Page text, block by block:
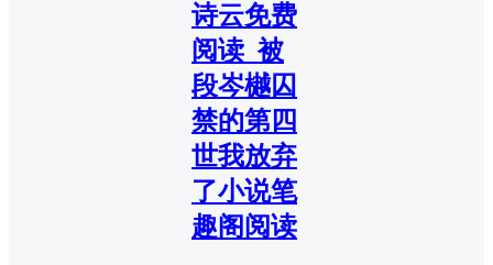
诗云免费
阅读_被
段岑樾囚
禁的第四
世我放弃
了小说笔
趣阁阅读